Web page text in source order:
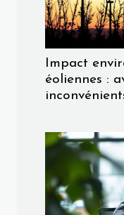
Impact
éoliennes :